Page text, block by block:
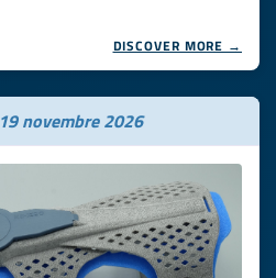
DISCOVER MORE →
19 novembre 2026